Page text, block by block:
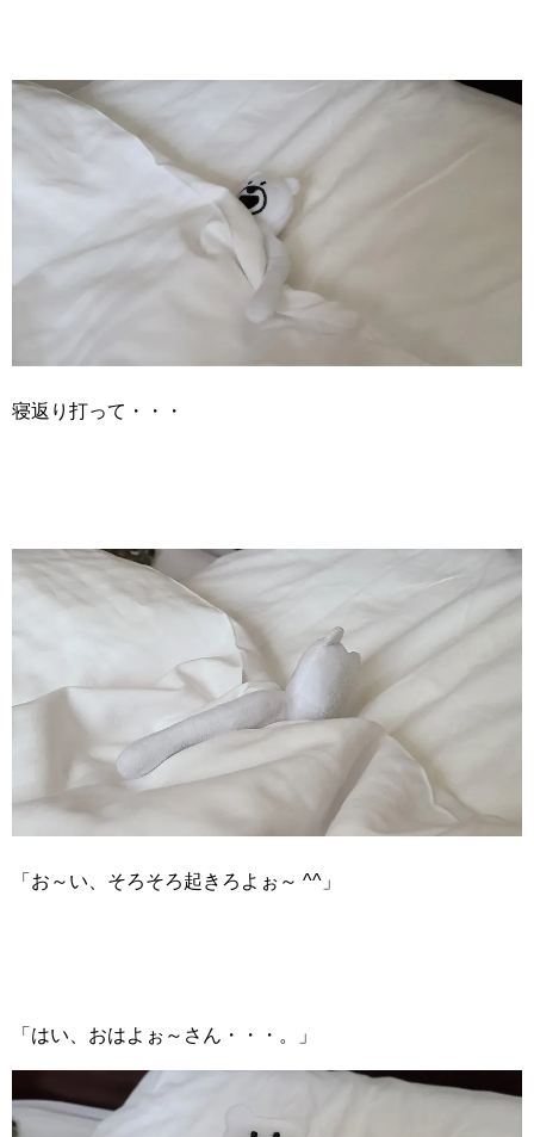
寝返り打って・・・
「お～い、そろそろ起きろよぉ～ ^^」
「はい、おはよぉ～さん・・・。」